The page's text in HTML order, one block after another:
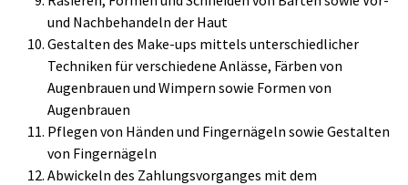
und Nachbehandeln der Haut
Gestalten des Make-ups mittels unterschiedlicher
Techniken für verschiedene Anlässe, Färben von
Augenbrauen und Wimpern sowie Formen von
Augenbrauen
Pflegen von Händen und Fingernägeln sowie Gestalten
von Fingernägeln
Abwickeln des Zahlungsvorganges mit dem